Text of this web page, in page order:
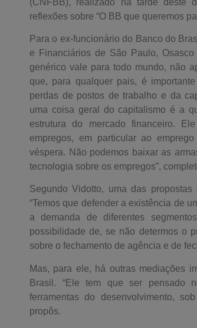
reflexões sobre “O BB que queremos
Para o ex-funcionário do Banco do
e Financiários de São Paulo,
genérico vale para todo mundo, não
que, para qualquer pais, é
perdas de postos de trabalho e da
uma coisa geral do capitalismo é a
estrutura do mercado financeiro.
empregos, em particular ao
véspera. Não podemos baixar as
tecnologia sobre os empregos”,
Segundo Vidotto, uma das
“Temos que defender a existência de
a demanda de diferentes
possibilidade de, se não determos o
sobre o fechamento de agência e de
Mas, para ele, há outras mediações
Brasil. “Ele tem que ser pensado
ferramentas do desenvolvimento,
propôs.